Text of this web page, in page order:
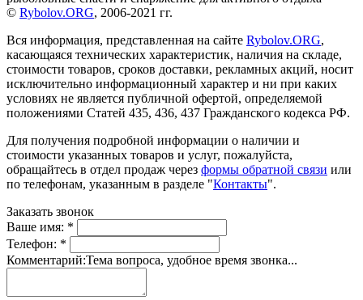
© Rybolov.ORG, 2006-2021 гг.
Вся информация, представленная на сайте Rybolov.ORG,
касающаяся технических характеристик, наличия на складе,
стоимости товаров, сроков доставки, рекламных акций, носит
исключительно информационный характер и ни при каких
условиях не является публичной офертой, определяемой
положениями Статей 435, 436, 437 Гражданского кодекса РФ.
Для получения подробной информации о наличии и
стоимости указанных товаров и услуг, пожалуйста,
обращайтесь в отдел продаж через формы обратной связи или
по телефонам, указанным в разделе "Контакты".
Заказать звонок
Ваше имя: *
Телефон: *
Комментарий:Тема вопроса, удобное время звонка...